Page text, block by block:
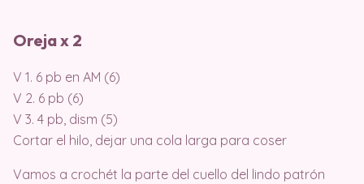
Oreja x 2
V 1. 6 pb en AM (6)
V 2. 6 pb (6)
V 3. 4 pb, dism (5)
Cortar el hilo, dejar una cola larga para coser
Vamos a crochét la parte del cuello del lindo patrón